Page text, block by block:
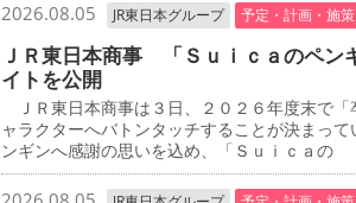
2026.08.05 JR東日本グループ 予定・計画・施策
ＪＲ東日本商事 「Ｓｕｉｃａのペン
イトを公開
ＪＲ東日本商事は３日、２０２６年度末で「
ャラクターへバトンタッチすることが決まっ
ンギンへ感謝の思いを込め、「Ｓｕｉｃａの